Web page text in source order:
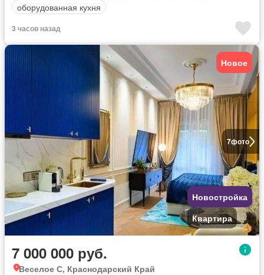
оборудованная кухня
3 часов назад
7фото
Новое
Новостройка
Квартира
7 000 000 руб.
Веселое С, Краснодарский Край